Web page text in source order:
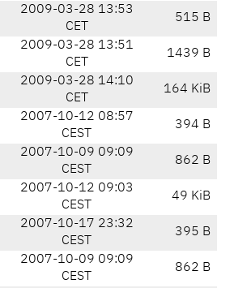
2009-03-28 13:53
CET
515 B
2009-03-28 13:51
CET
1439 B
2009-03-28 14:10
CET
164 KiB
2007-10-12 08:57
CEST
394 B
2007-10-09 09:09
CEST
862 B
2007-10-12 09:03
CEST
49 KiB
2007-10-17 23:32
CEST
395 B
2007-10-09 09:09
CEST
862 B